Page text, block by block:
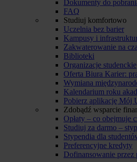
Dokumenty do
FAQ
Studiuj komfortowo
Uczelnia bez barier
Kampusy i
Zakwaterowanie na
Biblioteki
Organizacje studenckie
Oferta Biura Karier:
Wymiana
Kalendarium roku
Pobierz aplikację Mój
Zdobądź wsparcie
Opłaty – co obejmuje
Studiuj za darmo –
Stypendia dla
Preferencyjne kredyty
Dofinansowanie przez